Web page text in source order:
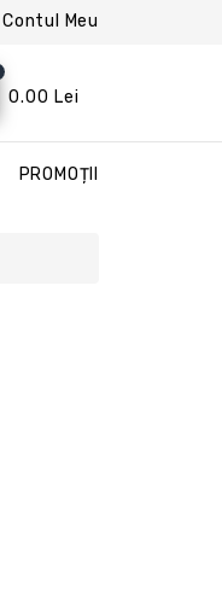
Contul Meu
0.00 Lei
PROMOȚII